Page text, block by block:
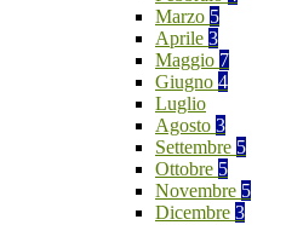
Marzo 5
Aprile 3
Maggio 7
Giugno 4
Luglio
Agosto 3
Settembre 5
Ottobre 5
Novembre 5
Dicembre 3